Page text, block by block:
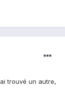
trouvé un autre,